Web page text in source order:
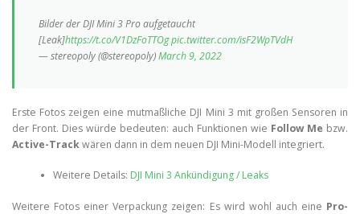
Bilder der DJI Mini 3 Pro aufgetaucht
[Leak]https://t.co/V1DzFoTTOgpic.twitter.com/isF2WpTVdH
— stereopoly (@stereopoly)March 9, 2022
Erste Fotos zeigen eine mutmaßliche DJI Mini 3 mit großen Sensoren in
der Front. Dies würde bedeuten: auch Funktionen wie Follow Me bzw.
Active-Trackwären dann in dem neuen DJI Mini-Modell integriert.
Weitere Details: DJI Mini 3 Ankündigung / Leaks
Weitere Fotos einer Verpackung zeigen: Es wird wohl auch eine Pro-